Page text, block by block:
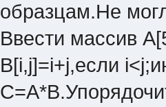
образцам.Не
Ввести массив
B[i,j]=i+j,если